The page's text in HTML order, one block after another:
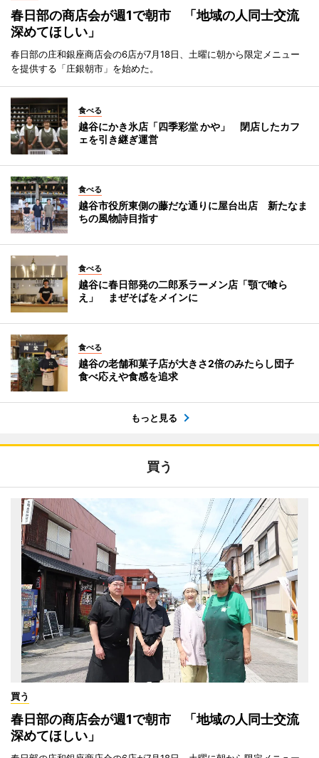
春日部の商店会が週1で朝市 「地域の人同士交流
深めてほしい」
春日部の庄和銀座商店会の6店が7月18日、土曜に朝から限定メニュー
を提供する「庄銀朝市」を始めた。
食べる
越谷にかき氷店「四季彩堂 かや」 閉店したカフ
ェを引き継ぎ運営
食べる
越谷市役所東側の藤だな通りに屋台出店 新たなま
ちの風物詩目指す
食べる
越谷に春日部発の二郎系ラーメン店「顎で喰ら
え」 まぜそばをメインに
食べる
越谷の老舗和菓子店が大きさ2倍のみたらし団子
食べ応えや食感を追求
もっと見る
買う
買う
春日部の商店会が週1で朝市 「地域の人同士交流
深めてほしい」